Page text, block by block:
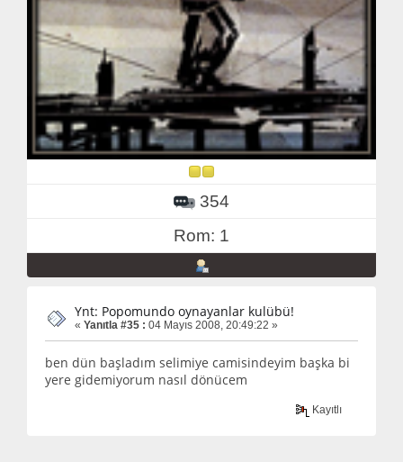
354
Rom: 1
Ynt: Popomundo oynayanlar kulübü!
« Yanıtla #35 : 04 Mayıs 2008, 20:49:22 »
ben dün başladım selimiye camisindeyim başka bi
yere gidemiyorum nasıl dönücem
Kayıtlı